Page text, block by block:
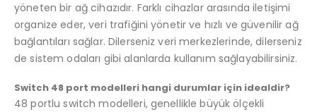
yöneten bir ağ cihazıdır. Farklı cihazlar arasında iletişimi
organize eder, veri trafiğini yönetir ve hızlı ve güvenilir ağ
bağlantıları sağlar. Dilerseniz veri merkezlerinde, dilerseniz
de sistem odaları gibi alanlarda kullanım sağlayabilirsiniz.
Switch 48 port modelleri hangi durumlar için idealdir?
48 portlu switch modelleri, genellikle büyük ölçekli